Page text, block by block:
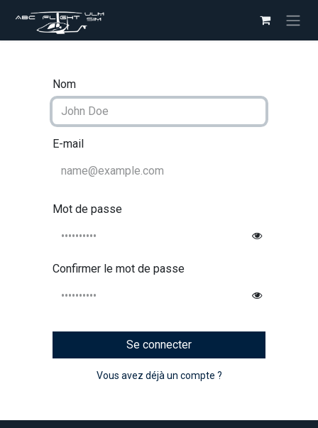
Nom
E-mail
Mot de passe
Confirmer le mot de passe
Se connecter
Vous avez déjà un compte ?